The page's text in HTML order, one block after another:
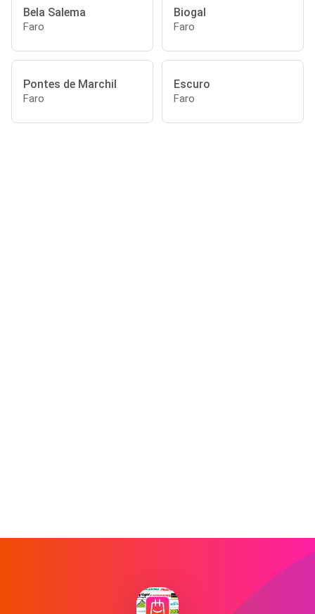
Bela Salema
Faro
Biogal
Faro
Pontes de Marchil
Faro
Escuro
Faro